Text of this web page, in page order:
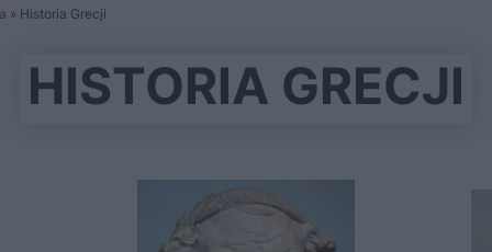
» Historia Grecji
HISTORIA GRECJI